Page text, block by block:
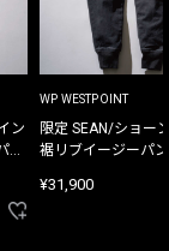
ン
WP WESTPOINT
限定 SEAN/ショー
裾リブイージーパ
¥31,900